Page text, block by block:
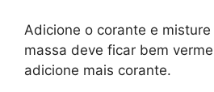
Adicione o corante e
massa deve ficar bem
adicione mais corante.